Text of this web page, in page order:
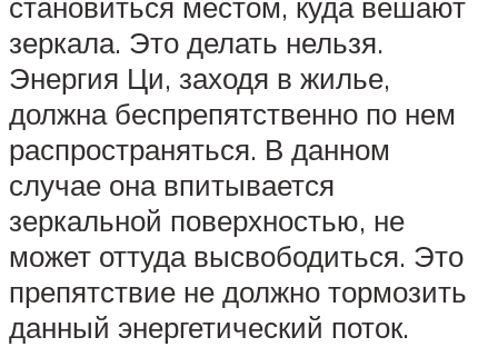
зеркала. Это делать нельзя.
Энергия Ци, заходя в жилье,
должна беспрепятственно по нем
распространяться. В данном
случае она впитывается
зеркальной поверхностью, не
может оттуда высвободиться. Это
препятствие не должно тормозить
данный энергетический поток.